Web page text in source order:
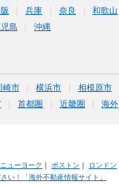
兵庫 奈良 和歌山
児島 沖縄
崎市 横浜市 相模原市
首都圏 近畿圏 海外
ニューヨーク ｜ ボストン ｜ ロンドン
い！「海外不動産情報サイト」